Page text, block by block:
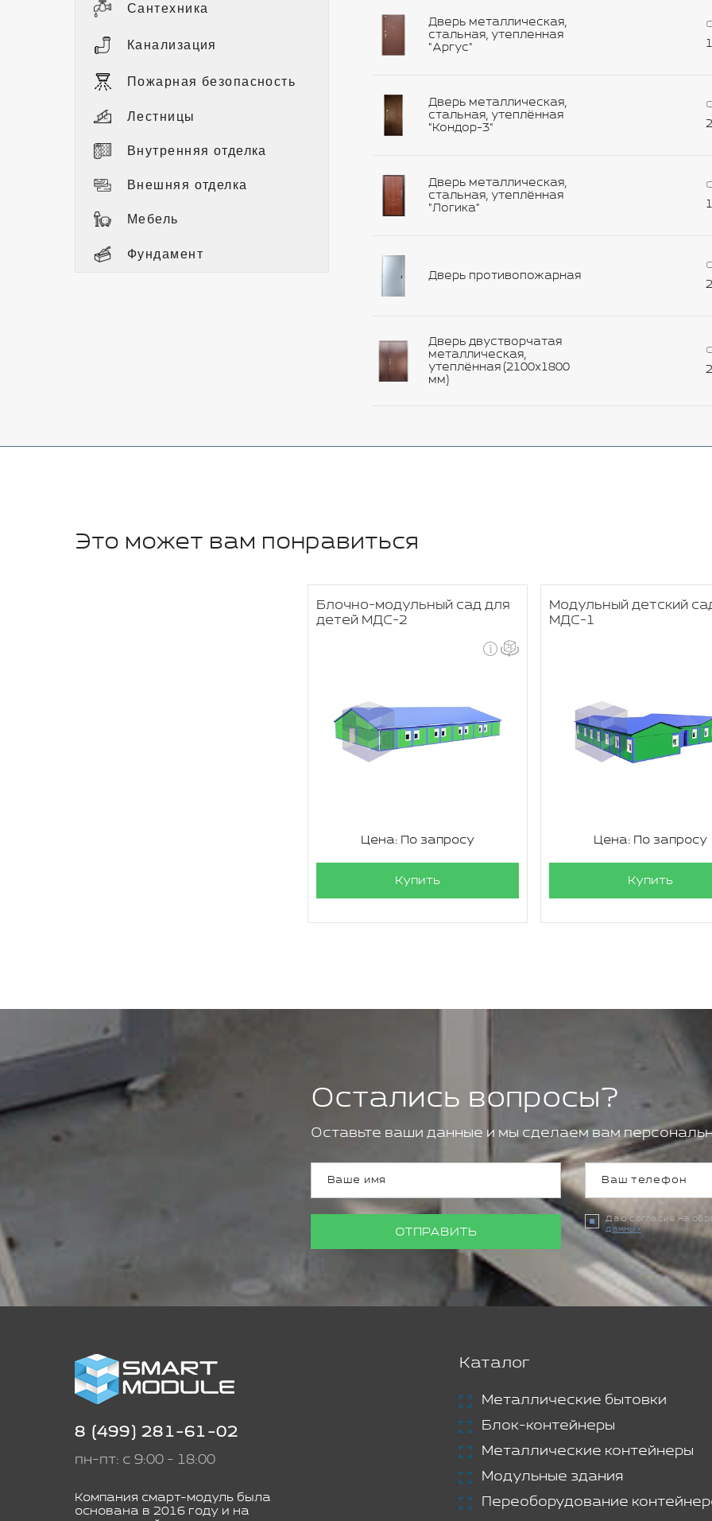
Сантехника
Канализация
Пожарная безопасность
Лестницы
Внутренняя отделка
Внешняя отделка
Мебель
Фундамент
Дверь металлическая,
стальная, утепленная
"Аргус"
Дверь металлическая,
стальная, утеплённая
"Кондор-3"
Дверь металлическая,
стальная, утеплённая
"Логика"
Дверь противопожарная
Дверь двустворчатая
металлическая,
утеплённая (2100х1800
мм)
Это может вам понравиться
Блочно-модульный сад для
детей МДС-2
Цена: По запросу
Купить
Модульный детский
МДС-1
Цена: По запросу
Купить
Остались вопросы?
Оставьте ваши данные и мы сделаем вам
ОТПРАВИТЬ
Даю согласие на
данных
8 (499) 281-61-02
пн-пт: с 9:00 - 18:00
Компания смарт-модуль была
основана в 2016 году и на
Каталог
Металлические бытовки
Блок-контейнеры
Металлические контейнеры
Модульные здания
Переоборудование